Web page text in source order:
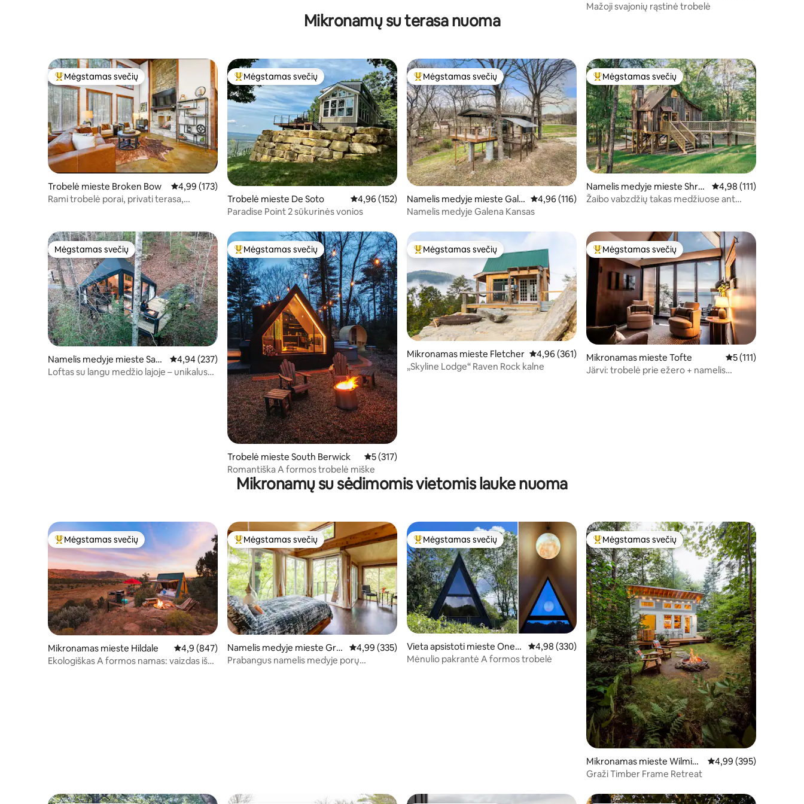
Mažoji svajonių rąstinė trobelė
Mikronamų su terasa nuoma
Svečių mėgstamiausias
Mėgstamas svečių
Trobelė mieste Broken Bow Vidutinis įvertinimas: 4,99 iš 5, atsiliepimų: 173
4,99 (173)
Rami trobelė porai, privati terasa,
Svečių mėgstamiausias
Mėgstamas svečių
Trobelė mieste De Soto Vidutinis įvertinimas: 4,96 iš 5, atsiliepimų: 152
4,96 (152)
Paradise Point 2 sūkurinės vonios
Svečių mėgstamiausias
Mėgstamas svečių
Namelis medyje mieste Gale
na
Vidutinis įvertinimas: 4,96 iš 5, atsiliepimų: 116
4,96 (116)
Namelis medyje Galena Kansas
Svečių mėgstamiausias
Mėgstamas svečių
Namelis medyje mieste Shre
veport
Vidutinis įvertinimas:
4,98 (111)
Žaibo vabzdžių takas medžiuose ant
Mėgstamas svečių
Mėgstamas svečių
Namelis medyje mieste Saut
ee Nacoochee
Vidutinis įvertinimas: 4,94 iš 5, atsiliepimų: 237
4,94 (237)
Loftas su langu medžio lajoje – unikalus
Svečių mėgstamiausias
Mėgstamas svečių
Trobelė mieste South Berwick Vidutinis įvertinimas: 5 iš 5, atsiliepimų: 317
5 (317)
Romantiška A formos trobelė miške
Svečių mėgstamiausias
Mėgstamas svečių
Mikronamas mieste Fletcher Vidutinis įvertinimas: 4,96 iš 5, atsiliepimų: 361
4,96 (361)
„Skyline Lodge“ Raven Rock kalne
Svečių mėgstamiausias
Mėgstamas svečių
Mikronamas mieste Tofte Vidutinis
5 (111)
Järvi: trobelė prie ežero + namelis
Mikronamų su sėdimomis vietomis lauke nuoma
Svečių mėgstamiausias
Mėgstamas svečių
Mikronamas mieste Hildale Vidutinis įvertinimas: 4,9 iš 5, atsiliepimų: 847
4,9 (847)
Ekologiškas A formos namas: vaizdas iš
Svečių mėgstamiausias
Mėgstamas svečių
Namelis medyje mieste Gra
ndview
Vidutinis įvertinimas: 4,99 iš 5, atsiliepimų: 335
4,99 (335)
Prabangus namelis medyje porų
Svečių mėgstamiausias
Mėgstamas svečių
Vieta apsistoti mieste Oneo
nta
Vidutinis įvertinimas: 4,98 iš 5, atsiliepimų: 330
4,98 (330)
Mėnulio pakrantė A formos trobelė
Svečių mėgstamiausias
Mėgstamas svečių
Mikronamas mieste Wilming
ton
Vidutinis įvertinimas:
4,99 (395)
Graži Timber Frame Retreat